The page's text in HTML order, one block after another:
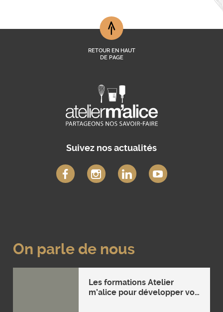
On parle de nous
Les formations Atelier
m’alice pour développer vos
Suivez nos actualités
RETOUR EN HAUT
DE PAGE